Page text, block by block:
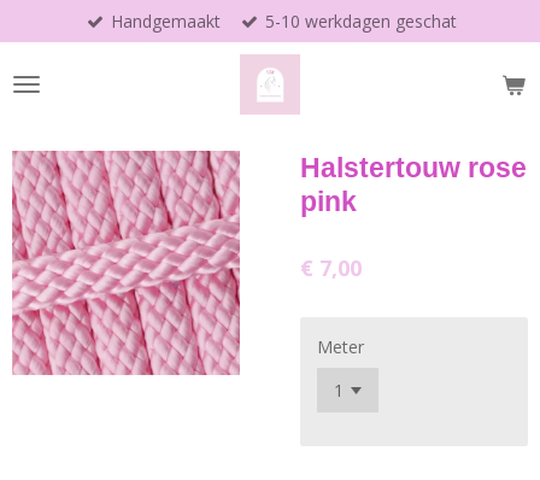
direct
naar
de
Handgemaakt 5-10 werkdagen geschat
Halstertouw rose
pink
€ 7,00
Meter